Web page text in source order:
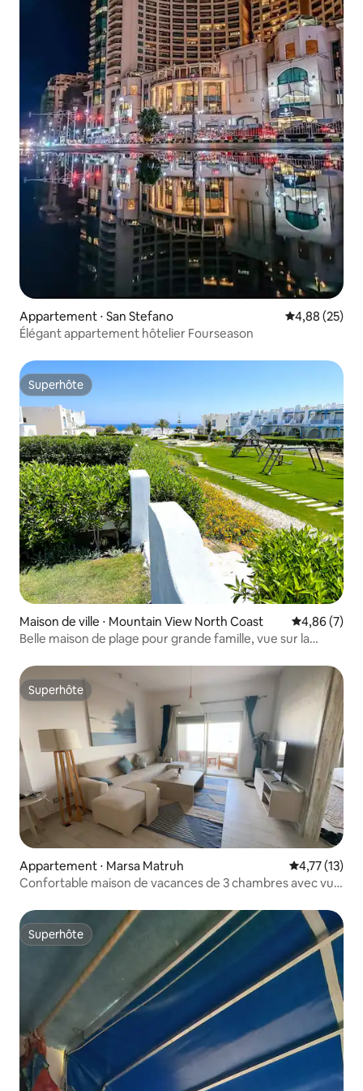
Appartement ⋅ San Stefano Évaluation
4,88 (25)
Élégant appartement hôtelier Fourseason
Superhôte
Superhôte
Maison de ville ⋅ Mountain View North Coast Évaluation
4,86 (7)
Belle maison de plage pour grande famille, vue sur la
Superhôte
Superhôte
Appartement ⋅ Marsa Matruh Évaluation
4,77 (13)
Confortable maison de vacances de 3 chambres avec vue
Superhôte
Superhôte